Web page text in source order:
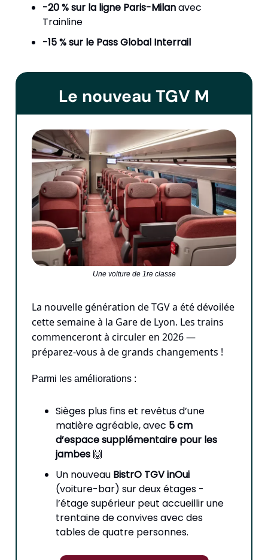
-20 % sur la ligne Paris-Milanavec
Trainline
-15 % sur le Pass Global Interrail
Le nouveau TGV M
Une voiture de 1re classe
La nouvelle génération de TGV a été dévoilée
cette semaine à la Gare de Lyon. Les trains
commenceront à circuler en 2026 —
préparez-vous à de grands changements !
Parmi les améliorations :
Sièges plus fins et revêtus d’une
matière agréable, avec 5 cm
d’espace supplémentaire pour les
jambes 🙌
Un nouveau BistrO TGV inOui
(voiture-bar) sur deux étages -
l’étage supérieur peut accueillir une
trentaine de convives avec des
tables de quatre personnes.